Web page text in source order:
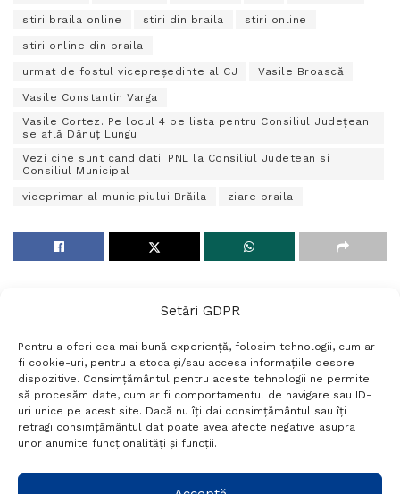
Setări GDPR
Pentru a oferi cea mai bună experiență, folosim tehnologii, cum ar
fi cookie-uri, pentru a stoca și/sau accesa informațiile despre
dispozitive. Consimțământul pentru aceste tehnologii ne permite
să procesăm date, cum ar fi comportamentul de navigare sau ID-
uri unice pe acest site. Dacă nu îți dai consimțământul sau îți
retragi consimțământul dat poate avea afecte negative asupra
unor anumite funcționalități și funcții.
stiri braila online stiri din braila stiri online
stiri online din braila
urmat de fostul vicepreședinte al CJ Vasile Broască
Vasile Constantin Varga
Vasile Cortez. Pe locul 4 pe lista pentru Consiliul Județean
se află Dănuț Lungu
Vezi cine sunt candidatii PNL la Consiliul Judetean si
Consiliul Municipal
viceprimar al municipiului Brăila ziare braila
Termeni si conditii
Politică de confidențialitate
Politica cookies
Setări GDPR Contact
+40 788 760 194